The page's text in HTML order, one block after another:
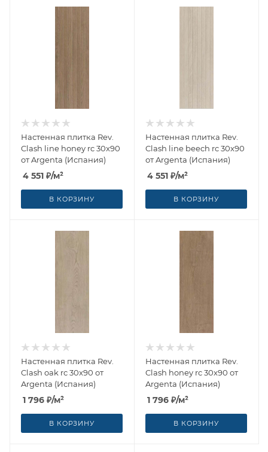
Настенная плитка Rev.
Clash line honey rc 30x90
от Argenta (Испания)
4 551 ₽/м²
В КОРЗИНУ
Настенная плитка Rev.
Clash line beech rc 30x90
от Argenta (Испания)
4 551 ₽/м²
В КОРЗИНУ
Настенная плитка Rev.
Clash oak rc 30x90 от
Argenta (Испания)
1 796 ₽/м²
В КОРЗИНУ
Настенная плитка Rev.
Clash honey rc 30x90 от
Argenta (Испания)
1 796 ₽/м²
В КОРЗИНУ